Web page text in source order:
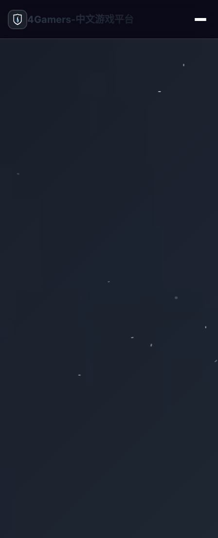
4Gamers-中文游戏平台